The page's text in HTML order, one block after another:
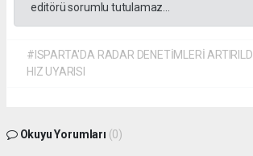
editörü sorumlu tutulamaz...
#ISPARTA'DA RADAR DENETİMLERİ
HIZ UYARISI
Okuyu Yorumları (0)